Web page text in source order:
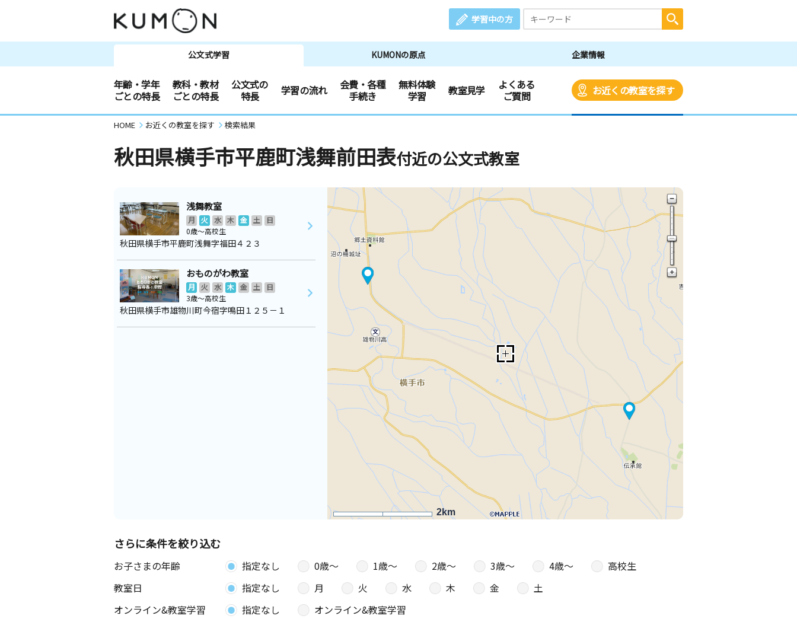
学習中の方
公文式学習 KUMONの原点 企業情報
年齢・学年
ごとの特長
教科・教材
ごとの特長
公文式の
特長
学習の流れ
会費・各種
手続き
無料体験
学習
教室見学
よくある
ご質問
お近くの教室を探す
HOME お近くの教室を探す 検索結果
秋田県横手市平鹿町浅舞前田表付近の公文式教室
2km
浅舞教室
月 火 水 木 金 土
日
0歳～高校生
秋田県横手市平鹿町浅舞字福田４２３
おものがわ教室
月 火 水 木 金 土
日
3歳～高校生
秋田県横手市雄物川町今宿字鳴田１２５－１
さらに条件を絞り込む
お子さまの年齢 指定なし 0歳〜 1歳〜 2歳〜 3歳〜 4歳〜
高校生
教室日
指定なし 月 火 水 木 金
土
オンライン&教室学習
指定なし オンライン&教室学習